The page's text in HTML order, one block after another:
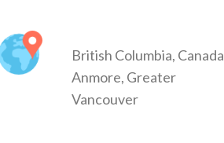
British Columbia, Canada
Anmore, Greater
Vancouver